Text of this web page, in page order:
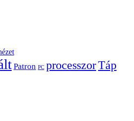
Patron PC processzorTáp